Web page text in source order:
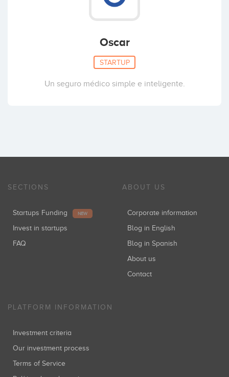
Oscar
STARTUP
Un seguro médico simple e inteligente.
SECTIONS
Startups Funding NEW
Invest in startups
FAQ
ABOUT US
Corporate information
Blog in English
Blog in Spanish
About us
Contact
PLATFORM INFORMATION
Investment criteria
Our investment process
Terms of Service